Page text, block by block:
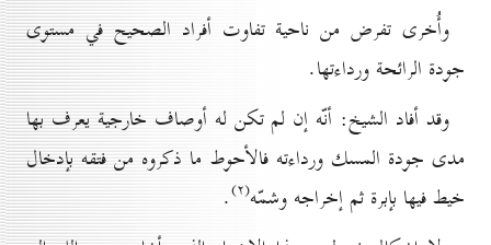
وأُخرى تفرض من ناحية تفاوت أفراد الصحيح في مستوى
جودة الرائحة ورداءتها.
وقد أفاد الشيخ: أنّه إن لم تكن له أوصاف خارجية يعرف بها
مدى جودة المسك ورداءته فالأحوط ما ذكروه من فتقه بإدخال
خيط فيها بإبرة ثم إخراجه وشمّه(۲) .